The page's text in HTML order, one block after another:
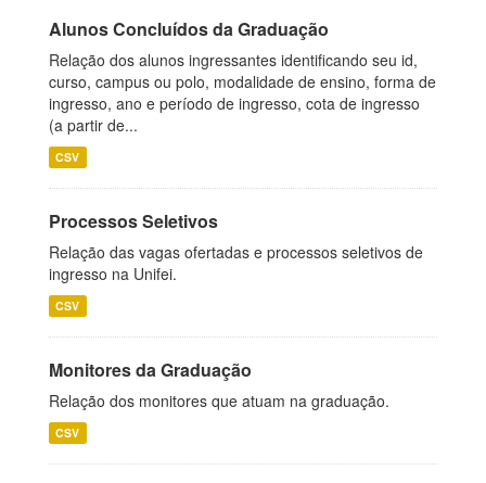
Alunos Concluídos da Graduação
Relação dos alunos ingressantes identificando seu id,
curso, campus ou polo, modalidade de ensino, forma de
ingresso, ano e período de ingresso, cota de ingresso
(a partir de...
CSV
Processos Seletivos
Relação das vagas ofertadas e processos seletivos de
ingresso na Unifei.
CSV
Monitores da Graduação
Relação dos monitores que atuam na graduação.
CSV